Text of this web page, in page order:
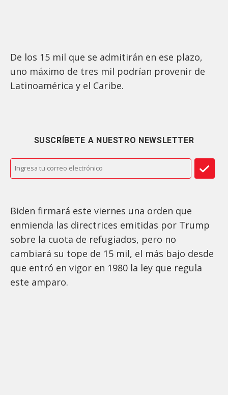
De los 15 mil que se admitirán en ese plazo,
uno máximo de tres mil podrían provenir de
Latinoamérica y el Caribe.
SUSCRÍBETE A NUESTRO NEWSLETTER
Biden firmará este viernes una orden que
enmienda las directrices emitidas por Trump
sobre la cuota de refugiados, pero no
cambiará su tope de 15 mil, el más bajo desde
que entró en vigor en 1980 la ley que regula
este amparo.